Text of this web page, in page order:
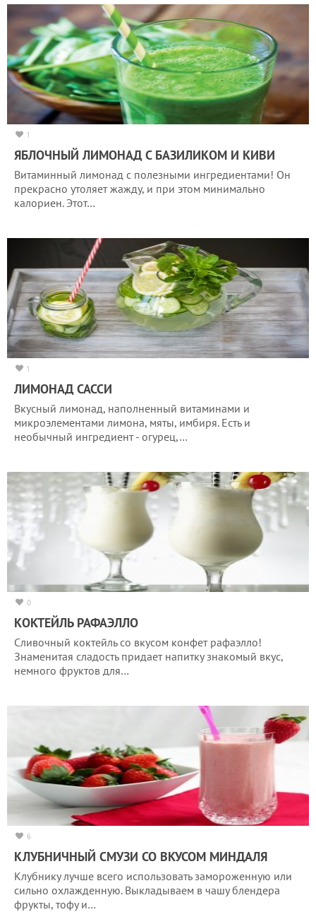
1
ЯБЛОЧНЫЙ ЛИМОНАД С БАЗИЛИКОМ И КИВИ
Витаминный лимонад с полезными ингредиентами! Он
прекрасно утоляет жажду, и при этом минимально
калориен. Этот…
1
ЛИМОНАД САССИ
Вкусный лимонад, наполненный витаминами и
микроэлементами лимона, мяты, имбиря. Есть и
необычный ингредиент - огурец,…
0
КОКТЕЙЛЬ РАФАЭЛЛО
Сливочный коктейль со вкусом конфет рафаэлло!
Знаменитая сладость придает напитку знакомый вкус,
немного фруктов для…
6
КЛУБНИЧНЫЙ СМУЗИ СО ВКУСОМ МИНДАЛЯ
Клубнику лучше всего использовать замороженную или
сильно охлажденную. Выкладываем в чашу блендера
фрукты, тофу и…